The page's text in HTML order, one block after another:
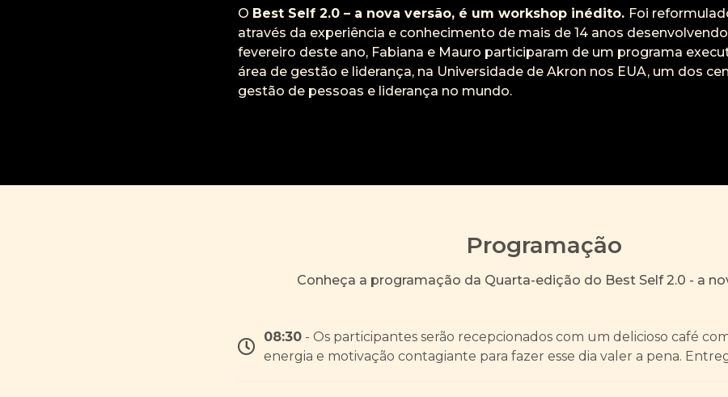
O Best Self 2.0 – a nova versão, é um workshop inédito. Foi
através da experiência e conhecimento de mais de 14 anos
fevereiro deste ano, Fabiana e Mauro participaram de um programa
área de gestão e liderança, na Universidade de Akron nos EUA, um dos
gestão de pessoas e liderança no mundo.
Programação
Conheça a programação da Quarta-edição do Best Self 2.0 - a
08:30 - Os participantes serão recepcionados com um delicioso café
energia e motivação contagiante para fazer esse dia valer a pena.